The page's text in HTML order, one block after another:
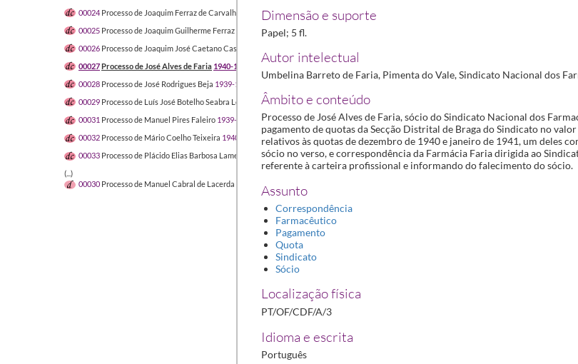
00024 Processo de Joaquim Ferraz de Carvalho
1939-11-20/1940-01-03
00025 Processo de Joaquim Guilherme Ferraz
1940-10-14/1940-12
00026 Processo de Joaquim José Caetano Castela
00027Processo de José Alves de Faria 1940-12-12/1941-01-04
00028 Processo de José Rodrigues Beja 1939-11-30/1940-02-16
00029 Processo de Luís José Botelho Seabra Lopes
1939-09/1940-03-13
00031 Processo de Manuel Pires Faleiro 1939-11-01/1940-03-01
00032 Processo de Mário Coelho Teixeira 1940-10-04/1942-06-01
00033 Processo de Plácido Elias Barbosa Lamela
1939-12-13/1939-12-27
(...)
00030 Processo de Manuel Cabral de Lacerda e Sampaio
Dimensão e suporte
Papel; 5 fl.
Autor intelectual
Umbelina Barreto de Faria, Pimenta do Vale, Sindicato Nacional dos
Âmbito e conteúdo
Processo de José Alves de Faria, sócio do Sindicato Nacional dos
pagamento de quotas da Secção Distrital de Braga do Sindicato no
relativos às quotas de dezembro de 1940 e janeiro de 1941, um deles
sócio no verso, e correspondência da Farmácia Faria dirigida ao
referente à carteira profissional e informando do falecimento do sócio.
Assunto
Correspondência
Farmacêutico
Pagamento
Quota
Sindicato
Sócio
Localização física
PT/OF/CDF/A/3
Idioma e escrita
Português